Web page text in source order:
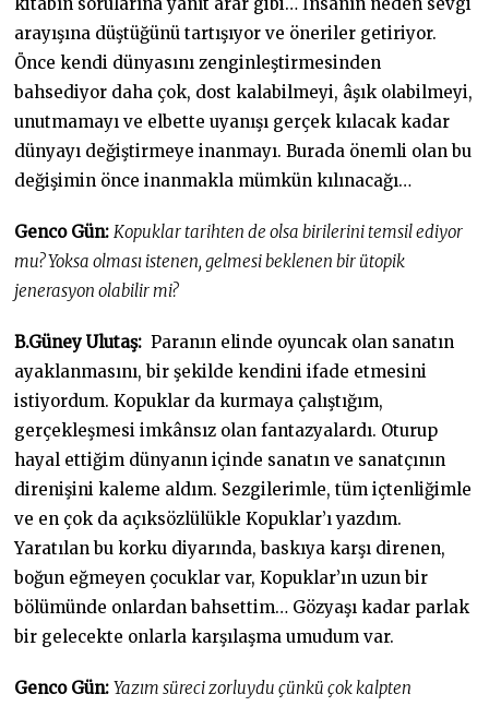
arayışına düştüğünü tartışıyor ve öneriler getiriyor.
Önce kendi dünyasını zenginleştirmesinden
bahsediyor daha çok, dost kalabilmeyi, âşık olabilmeyi,
unutmamayı ve elbette uyanışı gerçek kılacak kadar
dünyayı değiştirmeye inanmayı. Burada önemli olan bu
değişimin önce inanmakla mümkün kılınacağı…
Genco Gün: Kopuklar tarihten de olsa birilerini temsil ediyor
mu? Yoksa olması istenen, gelmesi beklenen bir ütopik
jenerasyon olabilir mi?
B.Güney Ulutaş: Paranın elinde oyuncak olan sanatın
ayaklanmasını, bir şekilde kendini ifade etmesini
istiyordum. Kopuklar da kurmaya çalıştığım,
gerçekleşmesi imkânsız olan fantazyalardı. Oturup
hayal ettiğim dünyanın içinde sanatın ve sanatçının
direnişini kaleme aldım. Sezgilerimle, tüm içtenliğimle
ve en çok da açıksözlülükle Kopuklar’ı yazdım.
Yaratılan bu korku diyarında, baskıya karşı direnen,
boğun eğmeyen çocuklar var, Kopuklar’ın uzun bir
bölümünde onlardan bahsettim… Gözyaşı kadar parlak
bir gelecekte onlarla karşılaşma umudum var.
Genco Gün: Yazım süreci zorluydu çünkü çok kalpten